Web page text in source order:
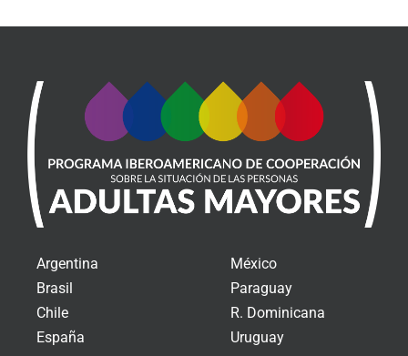
Argentina
Brasil
Chile
España
México
Paraguay
R. Dominicana
Uruguay